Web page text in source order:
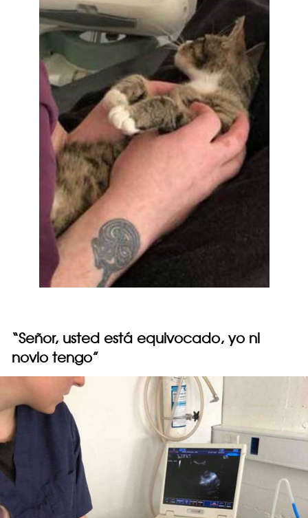
“Señor, usted está equivocado, yo ni
novio tengo”